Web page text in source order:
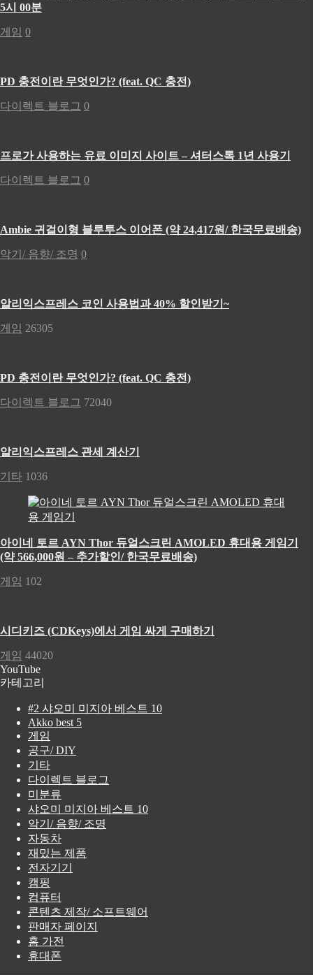
5시 00분
게임 0
PD 충전이란 무엇인가? (feat. QC 충전)
다이렉트 블로그 0
프로가 사용하는 유료 이미지 사이트 – 셔터스톡 1년 사용기
다이렉트 블로그 0
Ambie 귀걸이형 블루투스 이어폰 (약 24,417원/ 한국무료배송)
악기/ 음향/ 조명 0
알리익스프레스 코인 사용법과 40% 할인받기~
게임 26305
PD 충전이란 무엇인가? (feat. QC 충전)
다이렉트 블로그 72040
알리익스프레스 관세 계산기
기타 1036
아이네 토르 AYN Thor 듀얼스크린 AMOLED 휴대용 게임기
(약 566,000원 – 추가할인/ 한국무료배송)
게임 102
시디키즈 (CDKeys)에서 게임 싸게 구매하기
게임 44020
YouTube
카테고리
#2 샤오미 미지아 베스트 10
Akko best 5
게임
공구/ DIY
기타
다이렉트 블로그
미분류
샤오미 미지아 베스트 10
악기/ 음향/ 조명
자동차
재밌는 제품
전자기기
캠핑
컴퓨터
콘텐츠 제작/ 소프트웨어
판매자 페이지
홈 가전
휴대폰